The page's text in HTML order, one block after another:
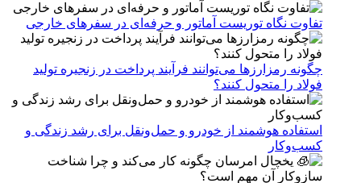
تفاوت نگاه توریست آماتور و حرفه‌ای در سفرهای خارجی
چگونه رمزارزها می‌توانند فرآیند پرداخت در زنجیره تولید
فولاد را متحول کنند؟
استفاده هوشمند از خودرو و حمل‌ونقل برای رشد زندگی و
کسب‌وکار